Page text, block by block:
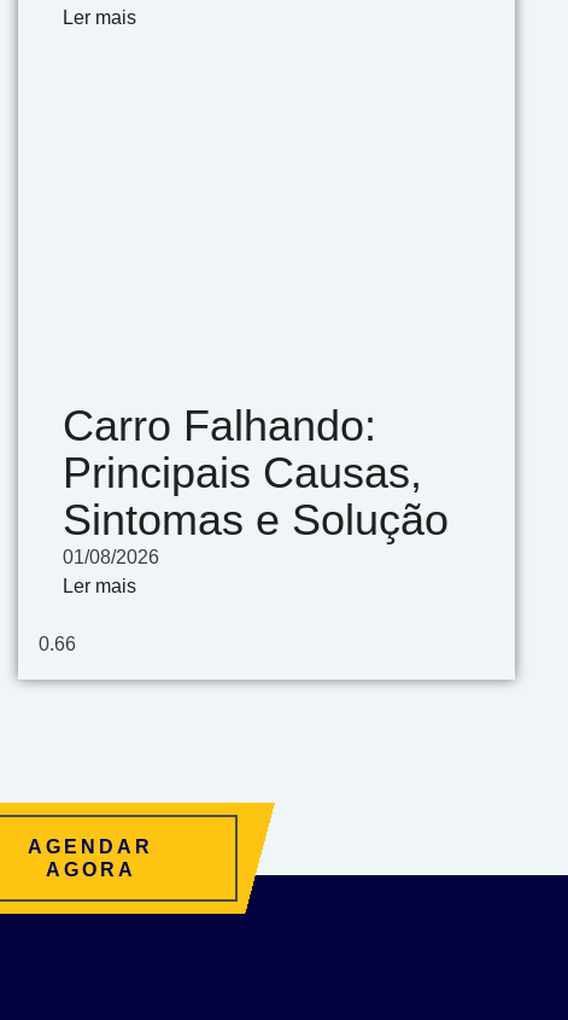
Ler mais
Carro Falhando:
Principais Causas,
Sintomas e Solução
01/08/2026
Ler mais
AGENDAR
AGORA